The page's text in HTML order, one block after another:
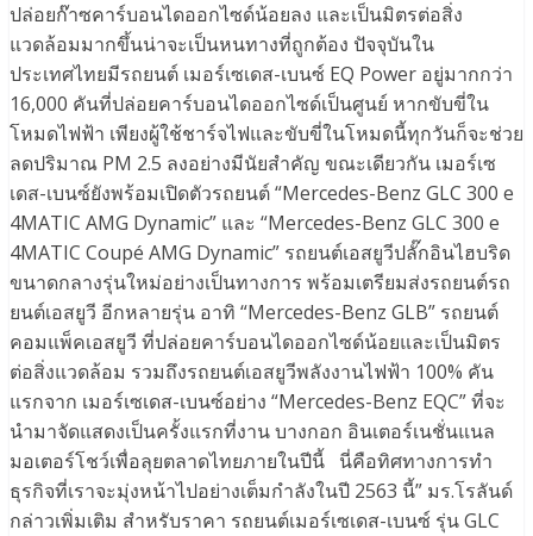
ปล่อยก๊าซคาร์บอนไดออกไซด์น้อยลง และเป็นมิตรต่อสิ่ง
แวดล้อมมากขึ้นน่าจะเป็นหนทางที่ถูกต้อง ปัจจุบันใน
ประเทศไทยมีรถยนต์ เมอร์เซเดส-เบนซ์ EQ Power อยู่มากกว่า
16,000 คันที่ปล่อยคาร์บอนไดออกไซด์เป็นศูนย์ หากขับขี่ใน
โหมดไฟฟ้า เพียงผู้ใช้ชาร์จไฟและขับขี่ในโหมดนี้ทุกวันก็จะช่วย
ลดปริมาณ PM 2.5 ลงอย่างมีนัยสำคัญ ขณะเดียวกัน เมอร์เซ
เดส-เบนซ์ยังพร้อมเปิดตัวรถยนต์ “Mercedes-Benz GLC 300 e
4MATIC AMG Dynamic” และ “Mercedes-Benz GLC 300 e
4MATIC Coupé AMG Dynamic” รถยนต์เอสยูวีปลั๊กอินไฮบริด
ขนาดกลางรุ่นใหม่อย่างเป็นทางการ พร้อมเตรียมส่งรถยนต์รถ
ยนต์เอสยูวี อีกหลายรุ่น อาทิ “Mercedes-Benz GLB” รถยนต์
คอมแพ็คเอสยูวี ที่ปล่อยคาร์บอนไดออกไซด์น้อยและเป็นมิตร
ต่อสิ่งแวดล้อม รวมถึงรถยนต์เอสยูวีพลังงานไฟฟ้า 100% คัน
แรกจาก เมอร์เซเดส-เบนซ์อย่าง “Mercedes-Benz EQC” ที่จะ
นำมาจัดแสดงเป็นครั้งแรกที่งาน บางกอก อินเตอร์เนชั่นแนล
มอเตอร์โชว์เพื่อลุยตลาดไทยภายในปีนี้ นี่คือทิศทางการทำ
ธุรกิจที่เราจะมุ่งหน้าไปอย่างเต็มกำลังในปี 2563 นี้” มร.โรลันด์
กล่าวเพิ่มเติม สำหรับราคา รถยนต์เมอร์เซเดส-เบนซ์ รุ่น GLC